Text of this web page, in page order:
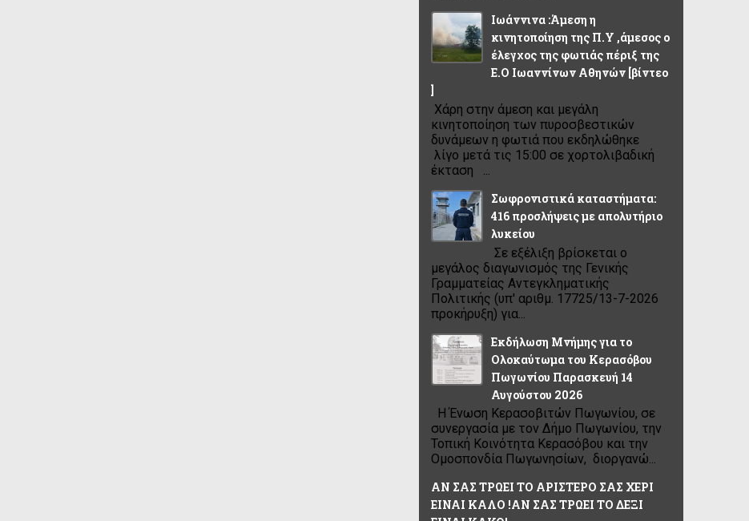
Ιωάννινα :Άμεση η
κινητοποίηση της Π.Υ ,άμεσος ο
έλεγχος της φωτιάς πέριξ της
Ε.Ο Ιωαννίνων Αθηνών [βίντεο
]
Χάρη στην άμεση και μεγάλη
κινητοποίηση των πυροσβεστικών
δυνάμεων η φωτιά που εκδηλώθηκε
λίγο μετά τις 15:00 σε χορτολιβαδική
έκταση ...
Σωφρονιστικά καταστήματα:
416 προσλήψεις με απολυτήριο
λυκείου
Σε εξέλιξη βρίσκεται ο
μεγάλος διαγωνισμός της Γενικής
Γραμματείας Αντεγκληματικής
Πολιτικής (υπ' αριθμ. 17725/13-7-2026
προκήρυξη) για...
Εκδήλωση Μνήμης για το
Ολοκαύτωμα του Κερασόβου
Πωγωνίου Παρασκευή 14
Αυγούστου 2026
Η Ένωση Κερασοβιτών Πωγωνίου, σε
συνεργασία με τον Δήμο Πωγωνίου, την
Τοπική Κοινότητα Κερασόβου και την
Ομοσπονδία Πωγωνησίων, διοργανώ...
ΑΝ ΣΑΣ ΤΡΩΕΙ ΤΟ ΑΡΙΣΤΕΡΟ ΣΑΣ ΧΕΡΙ
ΕΙΝΑΙ ΚΑΛΟ !ΑΝ ΣΑΣ ΤΡΩΕΙ ΤΟ ΔΕΞΙ